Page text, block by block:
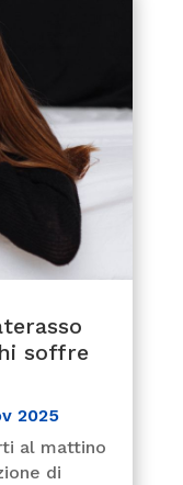
soffre
2025
al mattino
di